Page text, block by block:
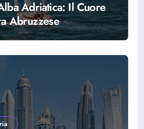
Adriatica: Il Cuore
Abruzzese